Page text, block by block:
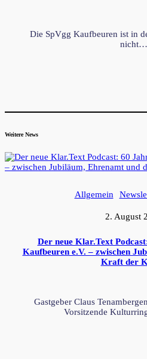
Die SpVgg Kaufbeuren ist in
nicht…
Weitere News
Allgemein
2. August
Der neue Klar.Text
Kaufbeuren e.V. – zwischen
Kraft der
Gastgeber Claus
Vorsitzende